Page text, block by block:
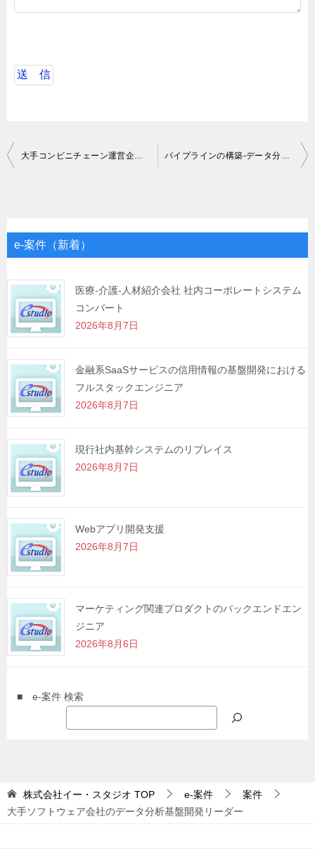
投
ゲ
シ
ョ
ン
大手コンビニチェーン運営企業におけるAndroid開発 パイプラインの構築-データ分析基盤の運用保守
e-案件（新着）
医療-介護-人材紹介会社 社内コーポレートシステム
コンバート
2026年8月7日
金融系SaaSサービスの信用情報の基盤開発における
フルスタックエンジニア
2026年8月7日
現行社内基幹システムのリプレイス
2026年8月7日
Webアプリ開発支援
2026年8月7日
マーケティング関連プロダクトのバックエンドエン
ジニア
2026年8月6日
■ e-案件 検索
株式会社イー・スタジオ TOP e-案件
案件
大手ソフトウェア会社のデータ分析基盤開発リーダー